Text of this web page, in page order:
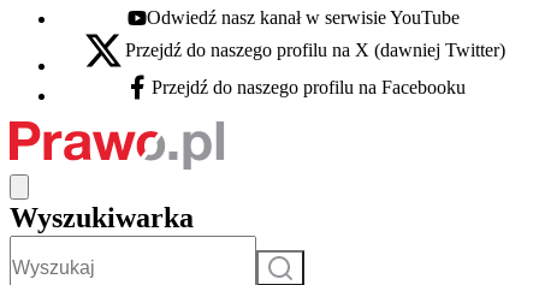
Youtube - otwiera się w nowej karcie
Odwiedź nasz kanał w serwisie YouTube
X - otwiera się w nowej karcie
Przejdź do naszego profilu na X (dawniej Twitter)
Facebook - otwiera się w nowej karcie
Przejdź do naszego profilu na Facebooku
Wyszukiwarka
Szukaj